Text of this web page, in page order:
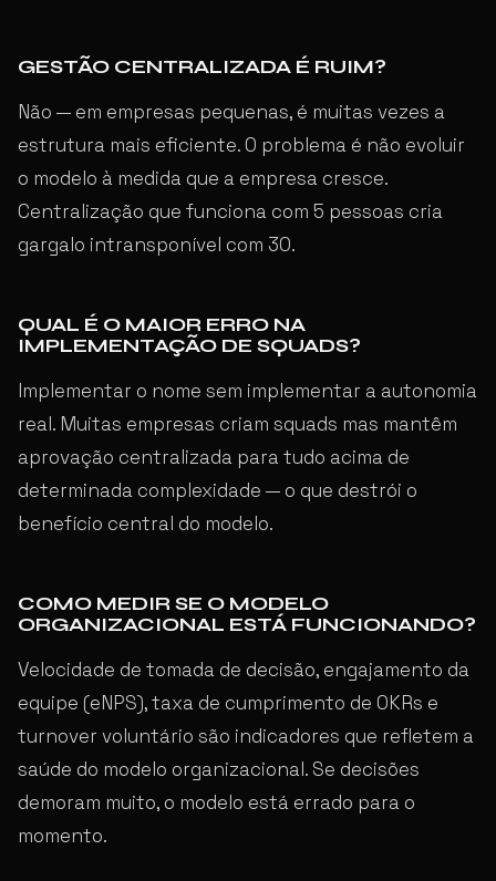
GESTÃO CENTRALIZADA É RUIM?
Não — em empresas pequenas, é muitas vezes a
estrutura mais eficiente. O problema é não evoluir
o modelo à medida que a empresa cresce.
Centralização que funciona com 5 pessoas cria
gargalo intransponível com 30.
QUAL É O MAIOR ERRO NA
IMPLEMENTAÇÃO DE SQUADS?
Implementar o nome sem implementar a autonomia
real. Muitas empresas criam squads mas mantêm
aprovação centralizada para tudo acima de
determinada complexidade — o que destrói o
benefício central do modelo.
COMO MEDIR SE O MODELO
ORGANIZACIONAL ESTÁ FUNCIONANDO?
Velocidade de tomada de decisão, engajamento da
equipe (eNPS), taxa de cumprimento de OKRs e
turnover voluntário são indicadores que refletem a
saúde do modelo organizacional. Se decisões
demoram muito, o modelo está errado para o
momento.